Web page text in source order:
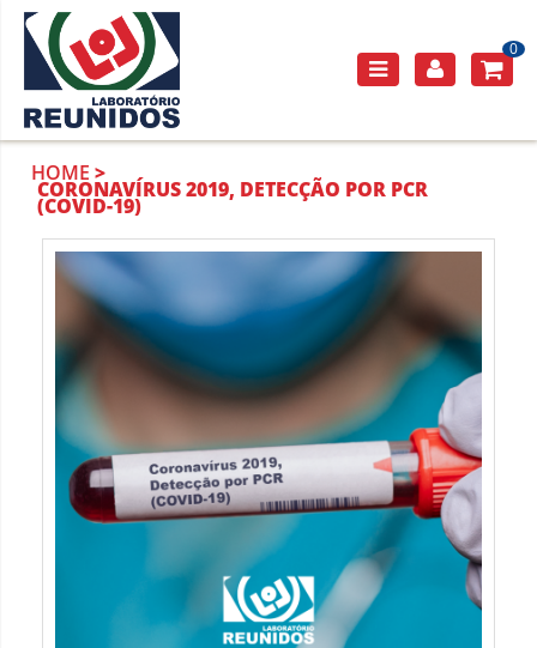
0
HOME
CORONAVÍRUS 2019, DETECÇÃO POR PCR
(COVID-19)